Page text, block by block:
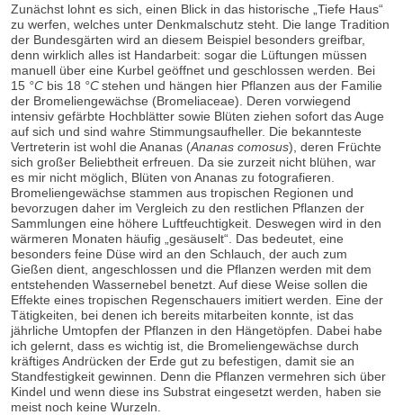
Zunächst lohnt es sich, einen Blick in das historische „Tiefe Haus“
zu werfen, welches unter Denkmalschutz steht. Die lange Tradition
der Bundesgärten wird an diesem Beispiel besonders greifbar,
denn wirklich alles ist Handarbeit: sogar die Lüftungen müssen
manuell über eine Kurbel geöffnet und geschlossen werden. Bei
15 °Cbis 18 °Cstehen und hängen hier Pflanzen aus der Familie
der Bromeliengewächse (Bromeliaceae). Deren vorwiegend
intensiv gefärbte Hochblätter sowie Blüten ziehen sofort das Auge
auf sich und sind wahre Stimmungsaufheller. Die bekannteste
Vertreterin ist wohl die Ananas (Ananas comosus), deren Früchte
sich großer Beliebtheit erfreuen. Da sie zurzeit nicht blühen, war
es mir nicht möglich, Blüten von Ananas zu fotografieren.
Bromeliengewächse stammen aus tropischen Regionen und
bevorzugen daher im Vergleich zu den restlichen Pflanzen der
Sammlungen eine höhere Luftfeuchtigkeit. Deswegen wird in den
wärmeren Monaten häufig „gesäuselt“. Das bedeutet, eine
besonders feine Düse wird an den Schlauch, der auch zum
Gießen dient, angeschlossen und die Pflanzen werden mit dem
entstehenden Wassernebel benetzt. Auf diese Weise sollen die
Effekte eines tropischen Regenschauers imitiert werden. Eine der
Tätigkeiten, bei denen ich bereits mitarbeiten konnte, ist das
jährliche Umtopfen der Pflanzen in den Hängetöpfen. Dabei habe
ich gelernt, dass es wichtig ist, die Bromeliengewächse durch
kräftiges Andrücken der Erde gut zu befestigen, damit sie an
Standfestigkeit gewinnen. Denn die Pflanzen vermehren sich über
Kindel und wenn diese ins Substrat eingesetzt werden, haben sie
meist noch keine Wurzeln.